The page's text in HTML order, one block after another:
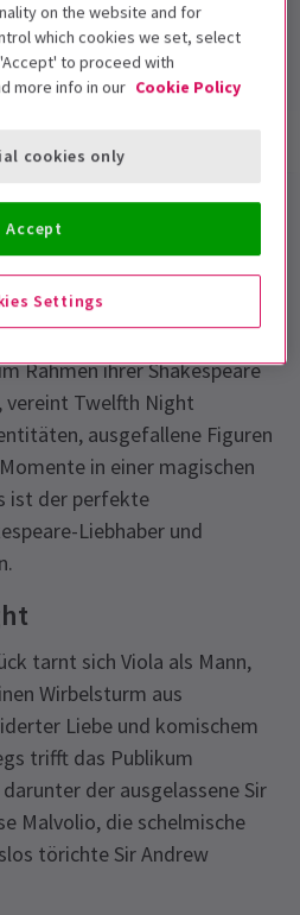
Tickets
freudigsten
Umgebung der Kew
der renommierten Australian
Rahmen ihrer Shakespeare
vereint Twelfth Night
ausgefallene Figuren
in einer magischen
ist der perfekte
Liebhaber und
tarnt sich Viola als Mann,
Wirbelsturm aus
Liebe und komischem
trifft das Publikum
der ausgelassene Sir
Malvolio, die schelmische
törichte Sir Andrew
on the website and for
which cookies we set, select
to proceed with
more info in our Cookie Policy
Settings
cookies only
Accept